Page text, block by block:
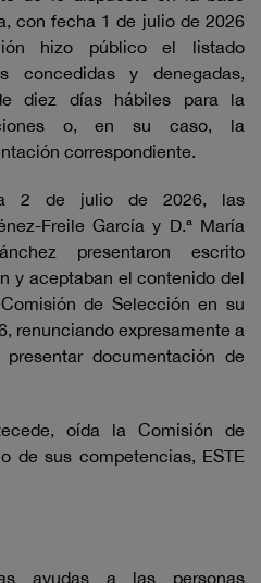
con fecha 1 de julio de 2026
hizo público el listado
concedidas y denegadas,
diez días hábiles para la
o, en su caso, la
correspondiente.
2 de julio de 2026, las
Freile García y D.ª María
presentaron escrito
y aceptaban el contenido del
de Selección en su
renunciando expresamente a
documentación de
oída la Comisión de
de sus competencias, ESTE
ayudas a las personas